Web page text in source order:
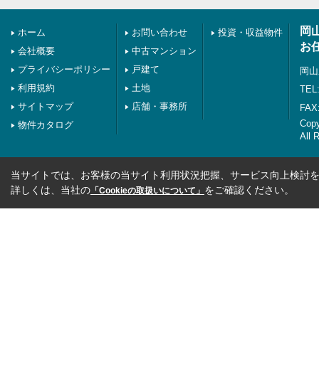
ホーム
会社概要
プライバシーポリシー
利用規約
サイトマップ
物件カタログ
お問い合わせ
中古マンション
戸建て
土地
店舗・事務所
投資・収益物件
岡
お
岡
All
当サイトでは、お客様の当サイト利用状況把握、サービス向上検討
詳しくは、当社の 「Cookieの取扱いについて」 をご確認ください。